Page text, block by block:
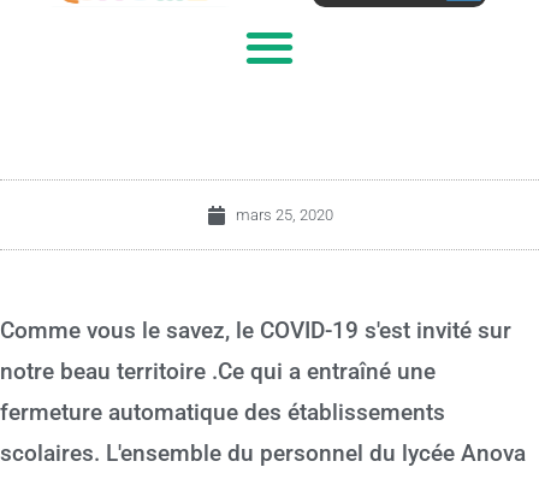
mars 25, 2020
Comme vous le savez, le COVID-19 s'est invité sur
notre beau territoire .Ce qui a entraîné une
fermeture automatique des établissements
scolaires. L'ensemble du personnel du lycée Anova